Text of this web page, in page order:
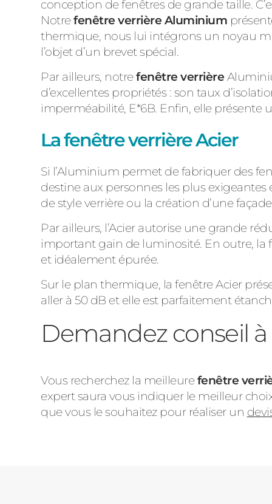
conception de fenêtres de grande taille.
Notrefenêtre verrière Aluminium
thermique, nous lui intégrons un noyau
l’objet d’un brevet spécial.
Par ailleurs, notrefenêtre verrière
d’excellentes propriétés : son taux
imperméabilité, E*6B. Enfin, elle présente
La fenêtre verrière Acier
Si l’Aluminium permet de fabriquer des
destine aux personnes les plus
de style verrière ou la création d’une
Par ailleurs, l’Acier autorise une grande
important gain de luminosité. En outre, la
et idéalement épurée.
Sur le plan thermique, la fenêtre Acier
aller à 50 dB et elle est parfaitement
Demandez conseil
Vous recherchez la meilleurefenêtre
expert saura vous indiquer le meilleur
que vous le souhaitez pour réaliser un